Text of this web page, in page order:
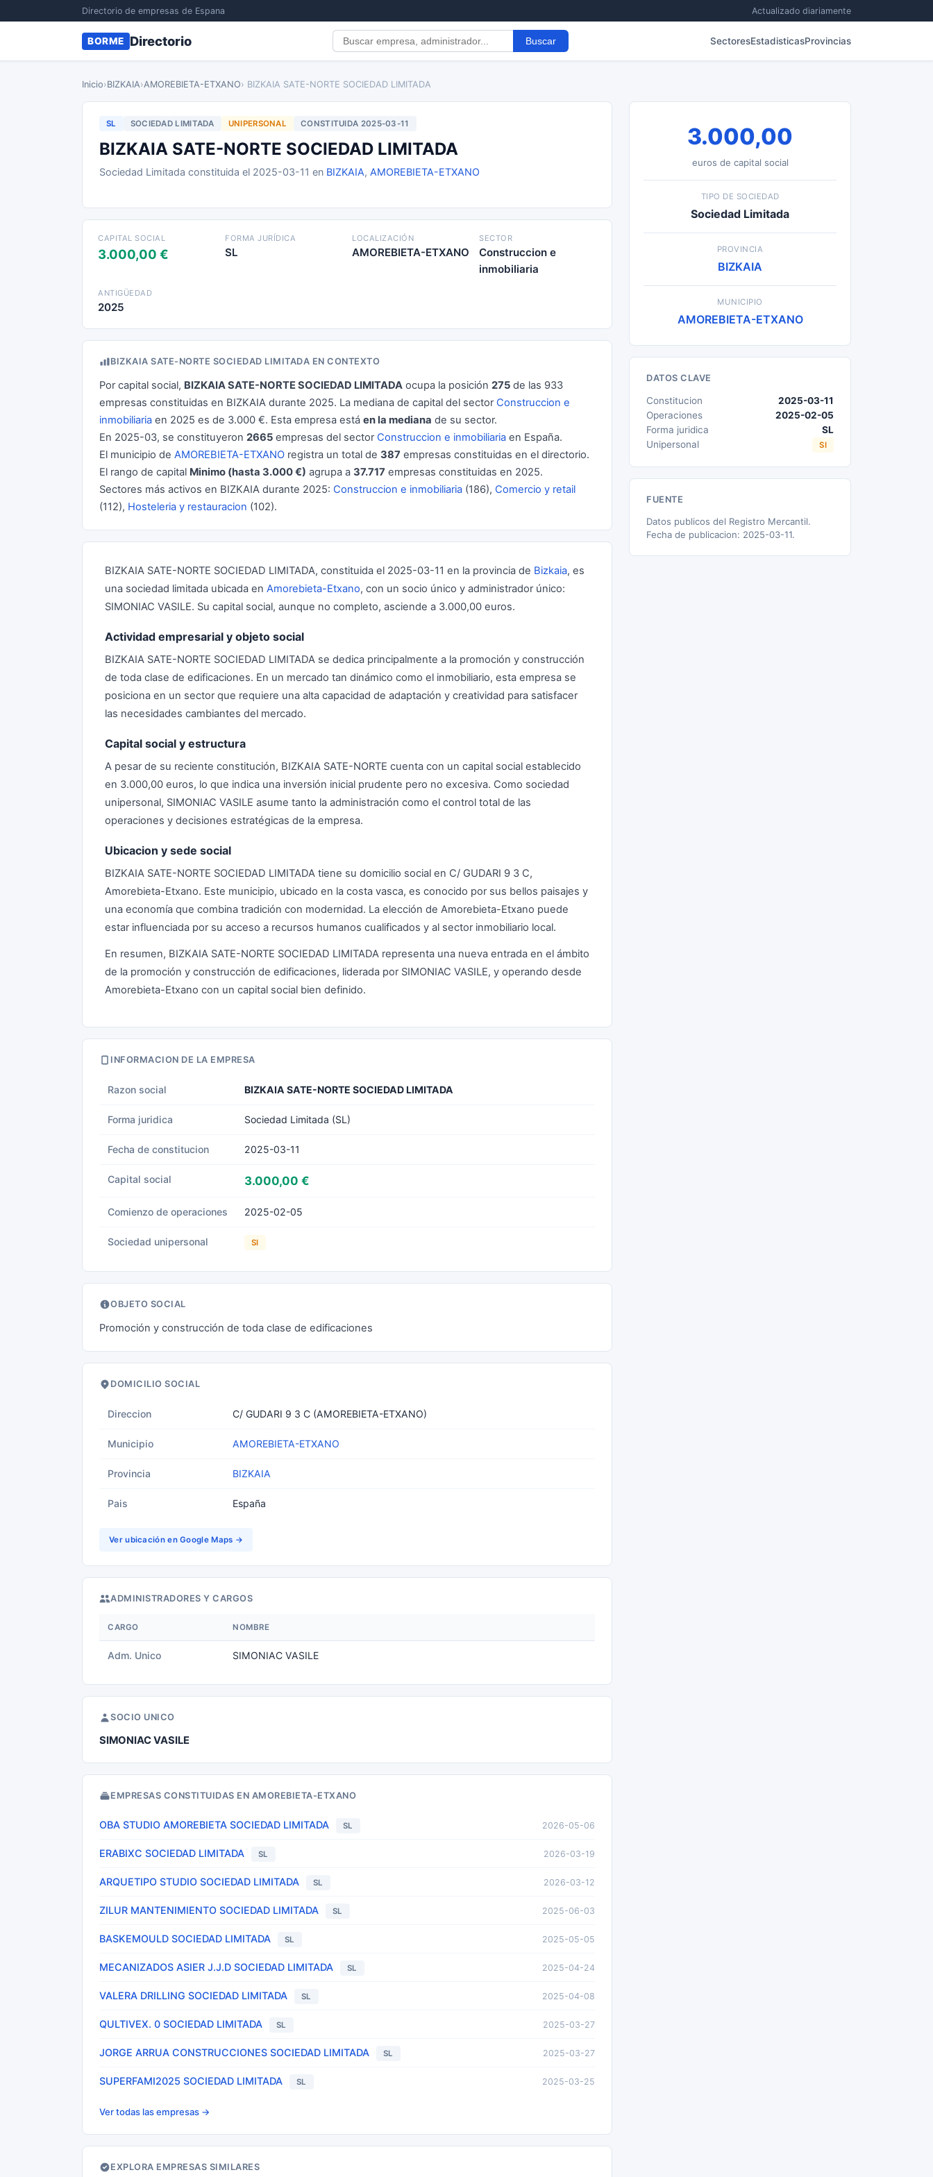
Directorio de empresas de Espana Actualizado diariamente
BORME Directorio Buscar SectoresEstadisticasProvincias
Inicio›BIZKAIA›AMOREBIETA-ETXANO› BIZKAIA SATE-NORTE SOCIEDAD LIMITADA
SL SOCIEDAD LIMITADA UNIPERSONAL CONSTITUIDA 2025-03-11
BIZKAIA SATE-NORTE SOCIEDAD LIMITADA
Sociedad Limitada constituida el 2025-03-11 en BIZKAIA, AMOREBIETA-ETXANO
CAPITAL SOCIAL
3.000,00 €
FORMA JURÍDICA
SL
LOCALIZACIÓN
AMOREBIETA-ETXANO
SECTOR
Construccion e
inmobiliaria
ANTIGÜEDAD
2025
BIZKAIA SATE-NORTE SOCIEDAD LIMITADA EN CONTEXTO
Por capital social, BIZKAIA SATE-NORTE SOCIEDAD LIMITADA ocupa la posición 275 de las 933
empresas constituidas en BIZKAIA durante 2025. La mediana de capital del sector Construccion e
inmobiliaria en 2025 es de 3.000 €. Esta empresa está en la mediana de su sector.
En 2025-03, se constituyeron 2665 empresas del sector Construccion e inmobiliaria en España.
El municipio de AMOREBIETA-ETXANO registra un total de 387 empresas constituidas en el directorio.
El rango de capital Minimo (hasta 3.000 €) agrupa a 37.717 empresas constituidas en 2025.
Sectores más activos en BIZKAIA durante 2025: Construccion e inmobiliaria (186), Comercio y retail
(112), Hosteleria y restauracion (102).
BIZKAIA SATE-NORTE SOCIEDAD LIMITADA, constituida el 2025-03-11 en la provincia de Bizkaia, es
una sociedad limitada ubicada en Amorebieta-Etxano, con un socio único y administrador único:
SIMONIAC VASILE. Su capital social, aunque no completo, asciende a 3.000,00 euros.
Actividad empresarial y objeto social
BIZKAIA SATE-NORTE SOCIEDAD LIMITADA se dedica principalmente a la promoción y construcción
de toda clase de edificaciones. En un mercado tan dinámico como el inmobiliario, esta empresa se
posiciona en un sector que requiere una alta capacidad de adaptación y creatividad para satisfacer
las necesidades cambiantes del mercado.
Capital social y estructura
A pesar de su reciente constitución, BIZKAIA SATE-NORTE cuenta con un capital social establecido
en 3.000,00 euros, lo que indica una inversión inicial prudente pero no excesiva. Como sociedad
unipersonal, SIMONIAC VASILE asume tanto la administración como el control total de las
operaciones y decisiones estratégicas de la empresa.
Ubicacion y sede social
BIZKAIA SATE-NORTE SOCIEDAD LIMITADA tiene su domicilio social en C/ GUDARI 9 3 C,
Amorebieta-Etxano. Este municipio, ubicado en la costa vasca, es conocido por sus bellos paisajes y
una economía que combina tradición con modernidad. La elección de Amorebieta-Etxano puede
estar influenciada por su acceso a recursos humanos cualificados y al sector inmobiliario local.
En resumen, BIZKAIA SATE-NORTE SOCIEDAD LIMITADA representa una nueva entrada en el ámbito
de la promoción y construcción de edificaciones, liderada por SIMONIAC VASILE, y operando desde
Amorebieta-Etxano con un capital social bien definido.
INFORMACION DE LA EMPRESA
Razon social BIZKAIA SATE-NORTE SOCIEDAD LIMITADA
Forma juridica Sociedad Limitada (SL)
Fecha de constitucion 2025-03-11
Capital social 3.000,00 €
Comienzo de operaciones 2025-02-05
Sociedad unipersonal SI
OBJETO SOCIAL
Promoción y construcción de toda clase de edificaciones
DOMICILIO SOCIAL
Direccion C/ GUDARI 9 3 C (AMOREBIETA-ETXANO)
Municipio AMOREBIETA-ETXANO
Provincia BIZKAIA
Pais España
Ver ubicación en Google Maps →
ADMINISTRADORES Y CARGOS
CARGO NOMBRE
Adm. Unico SIMONIAC VASILE
SOCIO UNICO
SIMONIAC VASILE
EMPRESAS CONSTITUIDAS EN AMOREBIETA-ETXANO
OBA STUDIO AMOREBIETA SOCIEDAD LIMITADA SL 2026-05-06
ERABIXC SOCIEDAD LIMITADA SL 2026-03-19
ARQUETIPO STUDIO SOCIEDAD LIMITADA SL 2026-03-12
ZILUR MANTENIMIENTO SOCIEDAD LIMITADA SL 2025-06-03
BASKEMOULD SOCIEDAD LIMITADA SL 2025-05-05
MECANIZADOS ASIER J.J.D SOCIEDAD LIMITADA SL 2025-04-24
VALERA DRILLING SOCIEDAD LIMITADA SL 2025-04-08
QULTIVEX. 0 SOCIEDAD LIMITADA SL 2025-03-27
JORGE ARRUA CONSTRUCCIONES SOCIEDAD LIMITADA SL 2025-03-27
SUPERFAMI2025 SOCIEDAD LIMITADA SL 2025-03-25
Ver todas las empresas →
EXPLORA EMPRESAS SIMILARES
3.000,00
euros de capital social
TIPO DE SOCIEDAD
Sociedad Limitada
PROVINCIA
BIZKAIA
MUNICIPIO
AMOREBIETA-ETXANO
DATOS CLAVE
Constitucion
2025-03-11
Operaciones
2025-02-05
Forma juridica
SL
Unipersonal
SI
FUENTE
Datos publicos del Registro Mercantil.
Fecha de publicacion: 2025-03-11.